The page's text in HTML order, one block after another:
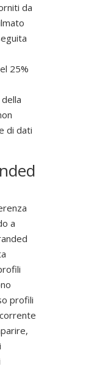
da
25%
di dati
a
profili